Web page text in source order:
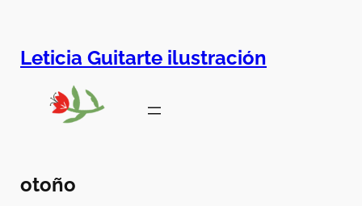
Leticia Guitarte ilustración
otoño